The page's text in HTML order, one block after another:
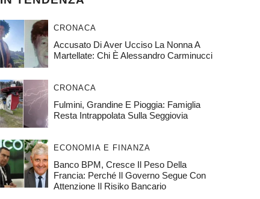
CRONACA
Accusato Di Aver Ucciso La Nonna A
Martellate: Chi È Alessandro Carminucci
CRONACA
Fulmini, Grandine E Pioggia: Famiglia
Resta Intrappolata Sulla Seggiovia
ECONOMIA E FINANZA
Banco BPM, Cresce Il Peso Della
Francia: Perché Il Governo Segue Con
Attenzione Il Risiko Bancario